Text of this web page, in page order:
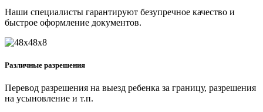
Наши специалисты гарантируют безупречное качество и
быстрое оформление документов.
Различные разрешения
Перевод разрешения на выезд ребенка за границу, разрешения
на усыновление и т.п.